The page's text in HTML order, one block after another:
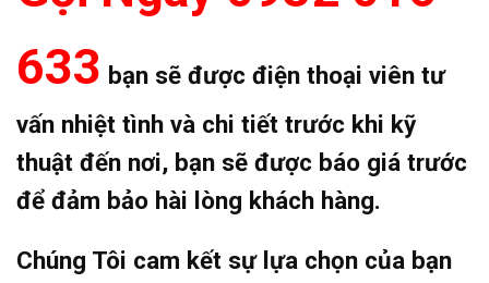
633 bạn sẽ được điện thoại viên tư
vấn nhiệt tình và chi tiết trước khi kỹ
thuật đến nơi, bạn sẽ được báo giá trước
để đảm bảo hài lòng khách hàng.
Chúng Tôi cam kết sự lựa chọn của bạn